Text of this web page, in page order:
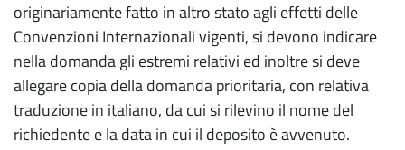
originariamente fatto in altro stato agli effetti delle
Convenzioni Internazionali vigenti, si devono indicare
nella domanda gli estremi relativi ed inoltre si deve
allegare copia della domanda prioritaria, con relativa
traduzione in italiano, da cui si rilevino il nome del
richiedente e la data in cui il deposito è avvenuto.